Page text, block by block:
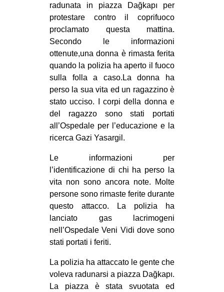
DIRITTO ALL’ABITARE
MIGRAZIONI
PRECARIATO
REPRESSIONE
STUDENTI
CULTURE
ARTE
MUSICA
RECENSIONI
INTERNAZIONALE
ESTREMO ORIENTE
EUROPA
radunata in piazza Dağkapı per
protestare contro il coprifuoco
proclamato questa mattina.
Secondo le informazioni
ottenute,una donna è rimasta ferita
quando la polizia ha aperto il fuoco
sulla folla a caso.La donna ha
perso la sua vita ed un ragazzino è
stato ucciso. I corpi della donna e
del ragazzo sono stati portati
all’Ospedale per l’educazione e la
ricerca Gazi Yasargil.
Le informazioni per
l’identificazione di chi ha perso la
vita non sono ancora note. Molte
persone sono rimaste ferite durante
questo attacco. La polizia ha
lanciato gas lacrimogeni
nell’Ospedale Veni Vidi dove sono
stati portati i feriti.
La polizia ha attaccato le gente che
voleva radunarsi a piazza Dağkapı.
La piazza è stata svuotata ed